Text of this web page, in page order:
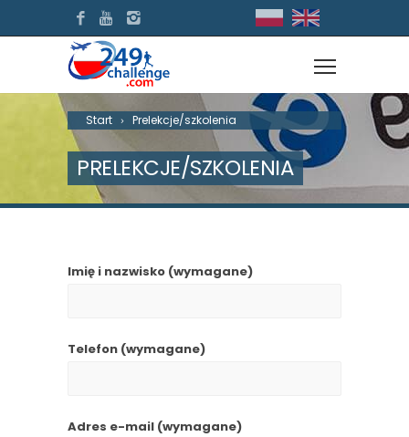
Start Prelekcje/szkolenia
PRELEKCJE/SZKOLENIA
Imię i nazwisko (wymagane)
Telefon (wymagane)
Adres e-mail (wymagane)